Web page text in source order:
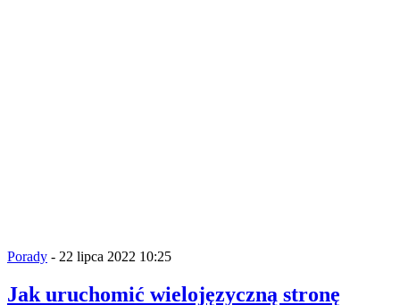
Porady - 22 lipca 2022 10:25
Jak uruchomić wielojęzyczną stronę